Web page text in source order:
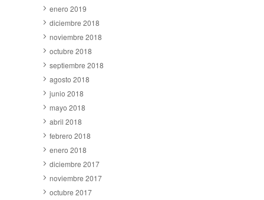
enero 2019
diciembre 2018
noviembre 2018
octubre 2018
septiembre 2018
agosto 2018
junio 2018
mayo 2018
abril 2018
febrero 2018
enero 2018
diciembre 2017
noviembre 2017
octubre 2017